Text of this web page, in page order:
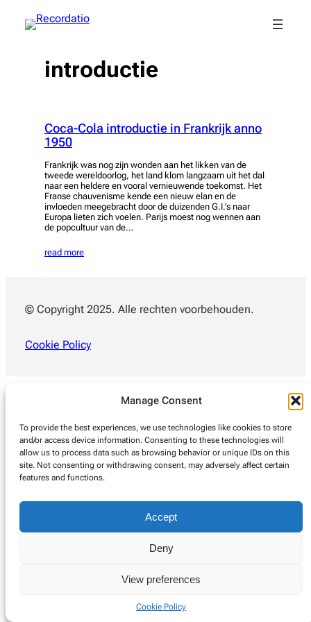
Manage Consent
To provide the best experiences, we use technologies like cookies to store
and/or access device information. Consenting to these technologies will
allow us to process data such as browsing behavior or unique IDs on this
site. Not consenting or withdrawing consent, may adversely affect certain
features and functions.
Accept
Deny
View preferences
Cookie Policy
naar
introductie
Coca-Cola introductie in Frankrijk anno
1950
Frankrijk was nog zijn wonden aan het likken van de
tweede wereldoorlog, het land klom langzaam uit het dal
naar een heldere en vooral vernieuwende toekomst. Het
Franse chauvenisme kende een nieuw elan en de
invloeden meegebracht door de duizenden G.I.’s naar
Europa lieten zich voelen. Parijs moest nog wennen aan
de popcultuur van de…
read more
© Copyright 2025. Alle rechten voorbehouden.
Cookie Policy